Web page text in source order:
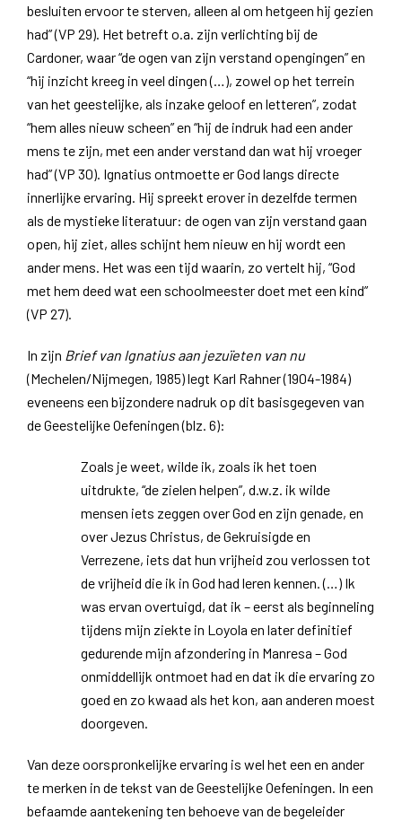
besluiten ervoor te sterven, alleen al om hetgeen hij gezien
had” (VP 29). Het betreft o.a. zijn verlichting bij de
Cardoner, waar “de ogen van zijn verstand opengingen” en
“hij inzicht kreeg in veel dingen (…), zowel op het terrein
van het geestelijke, als inzake geloof en letteren”, zodat
“hem alles nieuw scheen” en “hij de indruk had een ander
mens te zijn, met een ander verstand dan wat hij vroeger
had” (VP 30). Ignatius ontmoette er God langs directe
innerlijke ervaring. Hij spreekt erover in dezelfde termen
als de mystieke literatuur: de ogen van zijn verstand gaan
open, hij ziet, alles schijnt hem nieuw en hij wordt een
ander mens. Het was een tijd waarin, zo vertelt hij, “God
met hem deed wat een schoolmeester doet met een kind”
(VP 27).
In zijn Brief van Ignatius aan jezuïeten van nu
(Mechelen/Nijmegen, 1985) legt Karl Rahner (1904-1984)
eveneens een bijzondere nadruk op dit basisgegeven van
de Geestelijke Oefeningen (blz. 6):
Zoals je weet, wilde ik, zoals ik het toen
uitdrukte, “de zielen helpen”, d.w.z. ik wilde
mensen iets zeggen over God en zijn genade, en
over Jezus Christus, de Gekruisigde en
Verrezene, iets dat hun vrijheid zou verlossen tot
de vrijheid die ik in God had leren kennen. (…) Ik
was ervan overtuigd, dat ik – eerst als beginneling
tijdens mijn ziekte in Loyola en later definitief
gedurende mijn afzondering in Manresa – God
onmiddellijk ontmoet had en dat ik die ervaring zo
goed en zo kwaad als het kon, aan anderen moest
doorgeven.
Van deze oorspronkelijke ervaring is wel het een en ander
te merken in de tekst van de Geestelijke Oefeningen. In een
befaamde aantekening ten behoeve van de begeleider